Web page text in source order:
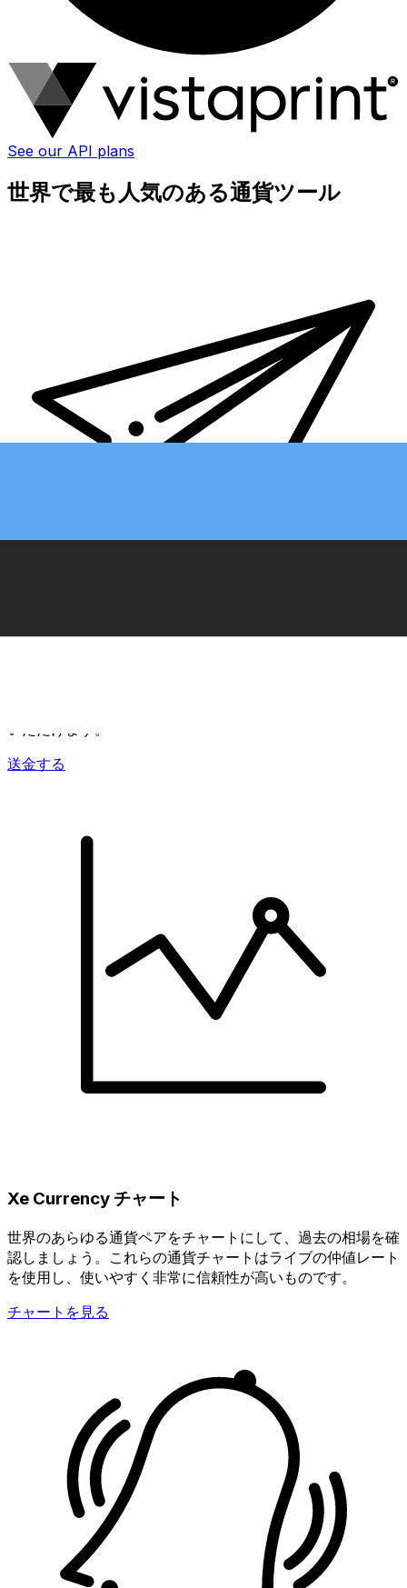
See our API plans
世界で最も人気のある通貨ツール
送金する
Xe Currency チャート
世界のあらゆる通貨ペアをチャートにして、過去の相場を確
認しましょう。これらの通貨チャートはライブの仲値レート
を使用し、使いやすく非常に信頼性が高いものです。
チャートを見る